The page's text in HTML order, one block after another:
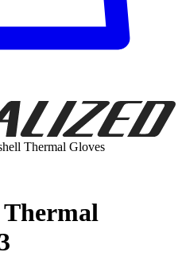
Thermal Gloves
Thermal